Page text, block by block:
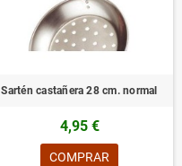
Sartén castañera 28 cm. normal
4,95 €
COMPRAR